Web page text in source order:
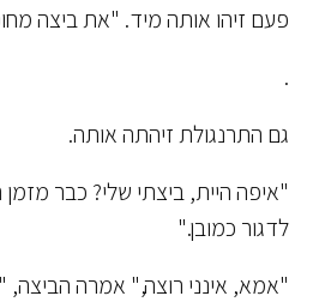
פעם זיהו אותה מיד. "את ביצה
.
גם התרנגולת זיהתה אותה.
"איפה היית, ביצתי שלי? כבר
לדגור כמובן."
"אמא, אינני רוצה," אמרה הביצה,